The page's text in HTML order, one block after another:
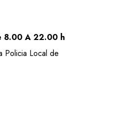
8.00 A 22.00 h
Policia Local de